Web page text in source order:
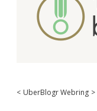
< UberBlogr Webring >